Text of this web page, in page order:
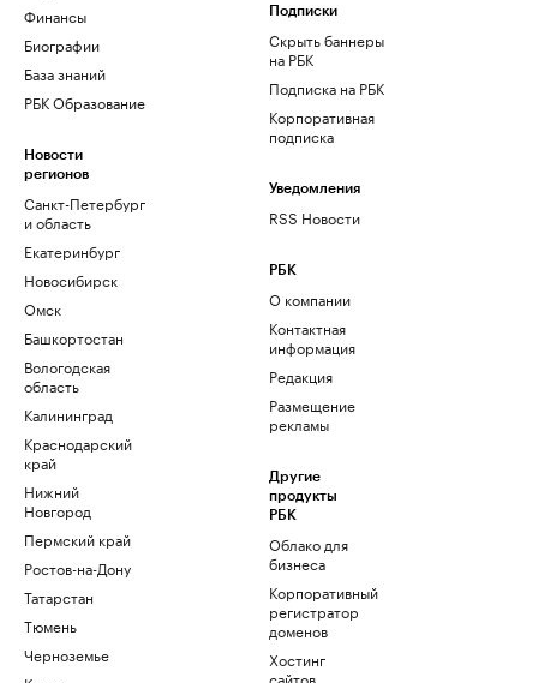
Финансы
Биографии
База знаний
РБК Образование
Новости
регионов
Санкт-Петербург
и область
Екатеринбург
Новосибирск
Омск
Башкортостан
Вологодская
область
Калининград
Краснодарский
край
Нижний
Новгород
Пермский край
Ростов-на-Дону
Татарстан
Тюмень
Черноземье
Подписки
Скрыть баннеры
на РБК
Подписка на РБК
Корпоративная
подписка
Уведомления
RSS Новости
РБК
О компании
Контактная
информация
Редакция
Размещение
рекламы
Другие
продукты
РБК
Облако для
бизнеса
Корпоративный
регистратор
доменов
Хостинг
сайтов